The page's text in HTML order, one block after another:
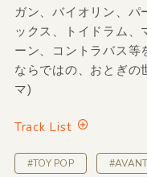
ガン、バイオリン、パ
ックス、トイドラム、
ーン、コントラバス等
ならではの、おとぎの
マ)
Track List
#TOY POP